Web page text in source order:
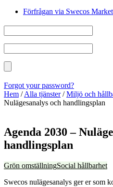
Förfrågan via Swecos
Forgot your password?
Hem /Alla tjänster/Miljö och
Nulägesanalys och handlingsplan
Agenda 2030 –
handlingsplan
Grön omställningSocial hållbarhet
Swecos nulägesanalys ger er som